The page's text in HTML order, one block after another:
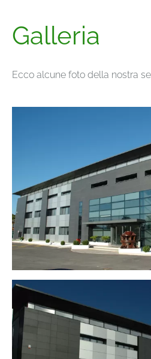
Galleria
Ecco alcune foto della nostra